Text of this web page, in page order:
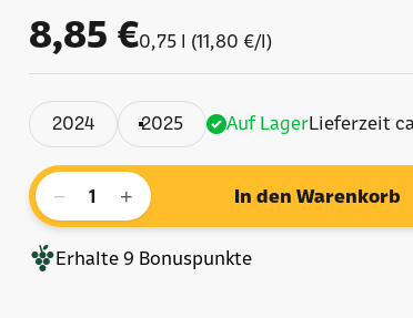
Angebot
8,85 €0,75 l (11,80 €/l)
2024 2025 Auf LagerLieferzeit
− + In den Warenkorb
Erhalte 9 Bonuspunkte